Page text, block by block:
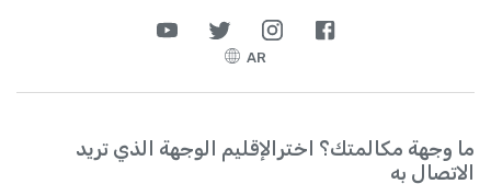
AR
ما وجهة مكالمتك؟ اخترالإقليم الوجهة الذي تريد
الاتصال به